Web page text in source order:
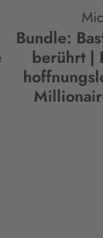
Bundle:
berührt |